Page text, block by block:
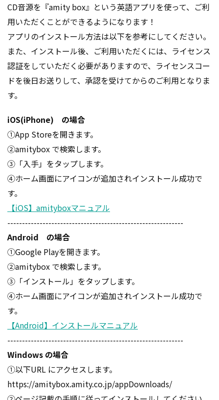
CD音源を『amity box』という英語アプリを使って、ご利
用いただくことができるようになります！
アプリのインストール方法は以下を参考にしてください。
また、インストール後、ご利用いただくには、ライセンス
認証をしていただく必要がありますので、ライセンスコー
ドを後日お送りして、承認を受けてからのご利用となりま
す。
iOS(iPhone) の場合
①App Storeを開きます。
②amitybox で検索します。
③「入手」をタップします。
④ホーム画面にアイコンが追加されインストール成功で
す。
【iOS】amityboxマニュアル
------------------------------------------------------------
Android の場合
①Google Playを開きます。
②amitybox で検索します。
③「インストール」をタップします。
④ホーム画面にアイコンが追加されインストール成功で
す。
【Android】インストールマニュアル
------------------------------------------------------------
Windows の場合
①以下URL にアクセスします。
https://amitybox.amity.co.jp/appDownloads/